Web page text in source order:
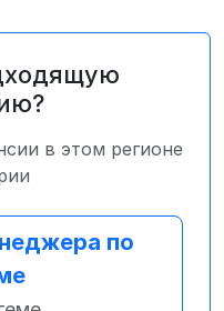
в этом регионе
по